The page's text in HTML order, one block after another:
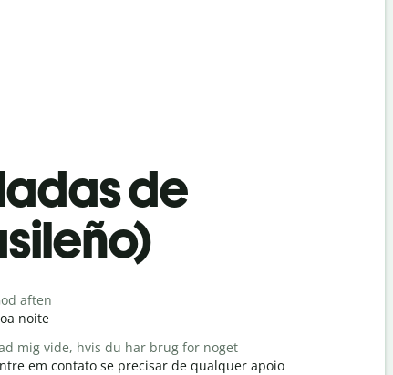
de
aften
noite
mig vide, hvis du har brug for noget
em contato se precisar de qualquer apoio